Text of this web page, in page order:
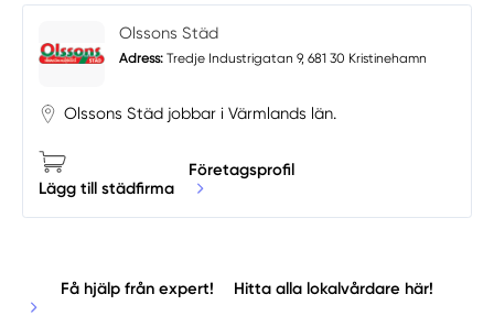
Olssons Städ
Adress: Tredje Industrigatan 9, 681 30 Kristinehamn
Olssons Städ jobbar i Värmlands län.
Lägg till städfirma
Företagsprofil
Få hjälp från expert! Hitta alla lokalvårdare här!